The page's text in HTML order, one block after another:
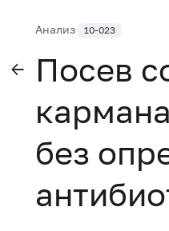
Анализ 10-023
Посев
без